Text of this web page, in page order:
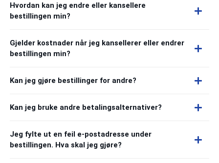
Hvordan kan jeg endre eller kansellere
bestillingen min?
Gjelder kostnader når jeg kansellerer eller endrer
bestillingen min?
Kan jeg gjøre bestillinger for andre?
Kan jeg bruke andre betalingsalternativer?
Jeg fylte ut en feil e-postadresse under
bestillingen. Hva skal jeg gjøre?